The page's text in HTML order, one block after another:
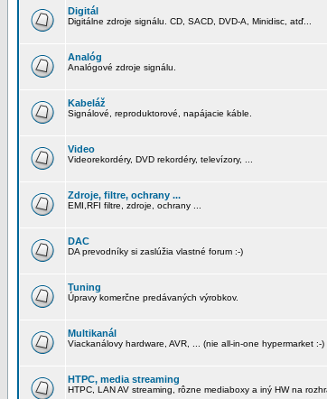
Digitál
Digitálne zdroje signálu. CD, SACD, DVD-A, Minidisc, atď...
Analóg
Analógové zdroje signálu.
Kabeláž
Signálové, reproduktorové, napájacie káble.
Video
Videorekordéry, DVD rekordéry, televízory, ...
Zdroje, filtre, ochrany ...
EMI,RFI filtre, zdroje, ochrany ...
DAC
DA prevodníky si zaslúžia vlastné forum :-)
Tuning
Úpravy komerčne predávaných výrobkov.
Multikanál
Viackanálovy hardware, AVR, ... (nie all-in-one hypermarket :-)
HTPC, media streaming
HTPC, LAN AV streaming, rôzne mediaboxy a iný HW na